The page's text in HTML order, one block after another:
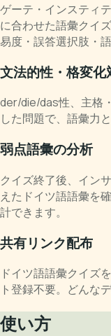
ゲーテ・インスティ
に合わせた語彙クイ
易度・誤答選択肢・
文法的性・格変化
der/die/das性、主格
した問題で、語彙力
弱点語彙の分析
クイズ終了後、イン
えたドイツ語語彙を
計できます。
共有リンク配布
ドイツ語語彙クイズ
ト登録不要。どんな
使い方